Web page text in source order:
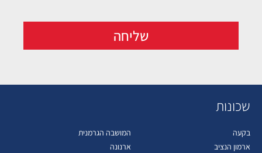
שליחה
שכונות
בקעה
המושבה הגרמנית
ארמון הנציב
ארנונה